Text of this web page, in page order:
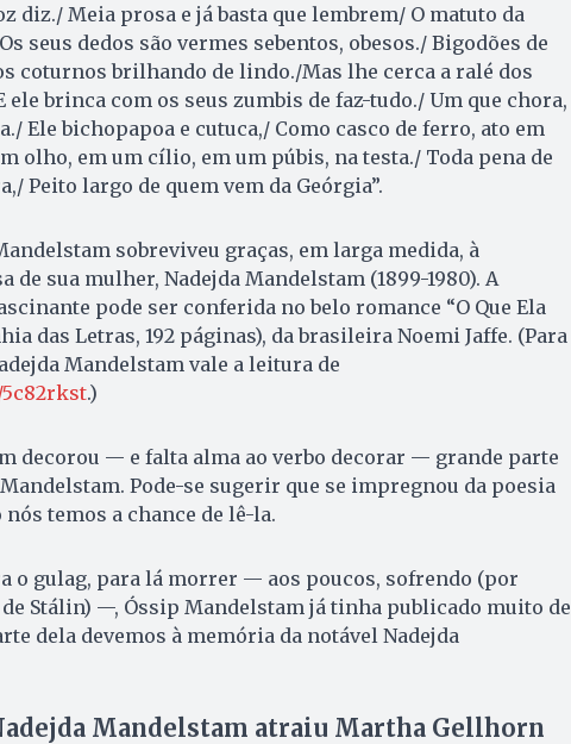
diz./ Meia prosa e já basta que lembrem/ O matuto da
seus dedos são vermes sebentos, obesos./ Bigodões de
coturnos brilhando de lindo./Mas lhe cerca a ralé dos
ele brinca com os seus zumbis de faz-tudo./ Um que chora,
Ele bichopapoa e cutuca,/ Como casco de ferro, ato em
olho, em um cílio, em um púbis, na testa./ Toda pena de
Peito largo de quem vem da Geórgia”.
sobreviveu graças, em larga medida, à
sua mulher, Nadejda Mandelstam (1899-1980). A
pode ser conferida no belo romance “O Que Ela
das Letras, 192 páginas), da brasileira Noemi Jaffe. (Para
Mandelstam vale a leitura de
.)
decorou — e falta alma ao verbo decorar — grande parte
Pode-se sugerir que se impregnou da poesia
temos a chance de lê-la.
o gulag, para lá morrer — aos poucos, sofrendo (por
Stálin) —, Óssip Mandelstam já tinha publicado muito de
dela devemos à memória da notável Nadejda
Mandelstam atraiu Martha Gellhorn